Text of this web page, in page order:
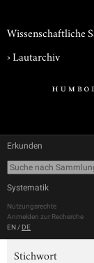
Wissenschaftliche
›Lautarchiv
Erkunden
Systematik
Nutzungsrechte
Anmelden zur Recherche
EN / DE
Stichwort